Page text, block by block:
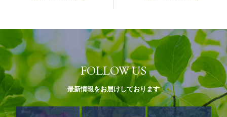
FOLLOW US
最新情報をお届けしております